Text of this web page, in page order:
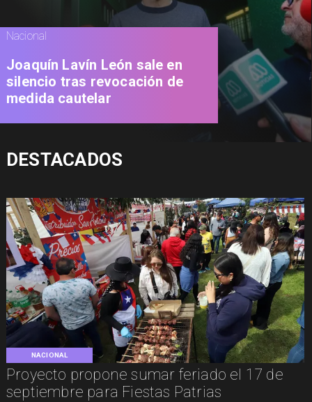
NACIONAL
Proyecto propone sumar feriado el 17 de
septiembre para Fiestas Patrias
Nacional
Joaquín Lavín León sale en
silencio tras revocación de
medida cautelar
DESTACADOS